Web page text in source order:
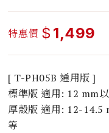
特惠價 $ 1,499
[ T-PH05B 通用版 ]
標準版 適用: 12 mm
厚殼版 適用: 12-14.5
等